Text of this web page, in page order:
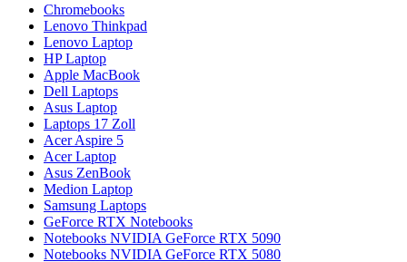
Chromebooks
Lenovo Thinkpad
Lenovo Laptop
HP Laptop
Apple MacBook
Dell Laptops
Asus Laptop
Laptops 17 Zoll
Acer Aspire 5
Acer Laptop
Asus ZenBook
Medion Laptop
Samsung Laptops
GeForce RTX Notebooks
Notebooks NVIDIA GeForce RTX 5090
Notebooks NVIDIA GeForce RTX 5080